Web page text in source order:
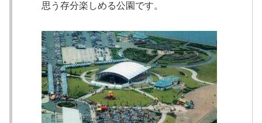
思う存分楽しめる公園です。